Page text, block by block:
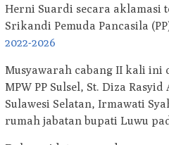
Herni Suardi secara aklamasi
Srikandi Pemuda Pancasila
2022-2026
Musyawarah cabang II kali ini
MPW PP Sulsel, St. Diza
Sulawesi Selatan, Irmawati
rumah jabatan bupati Luwu